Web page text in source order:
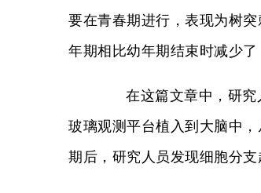
要在青春期进行，表现为树
年期相比幼年期结束时减少
在这篇文章中，研究
玻璃观测平台植入到大脑中
期后，研究人员发现细胞分